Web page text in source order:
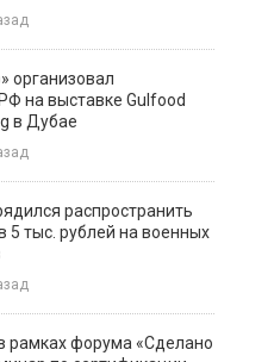
организовал
на выставке Gulfood
в Дубае
распространить
5 тыс. рублей на военных
рамках форума «Сделано